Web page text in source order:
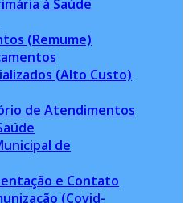
à Saúde
(Remume)
(Alto Custo)
de Atendimentos
de
e Contato
(Covid-